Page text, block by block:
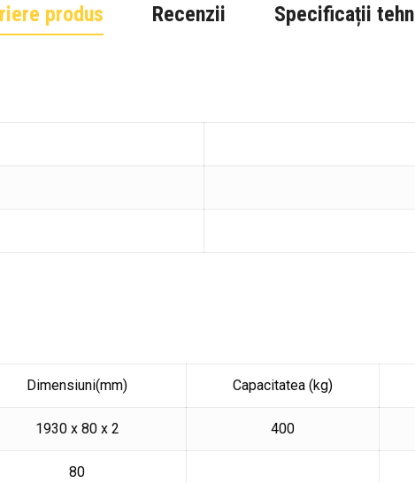
produs Recenzii Specificații
Dimensiuni(mm) Capacitatea (kg)
1930 x 80 x 2 400
80